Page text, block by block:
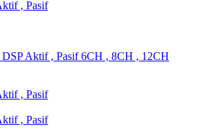
, Pasif
DSP Aktif , Pasif 6CH , 8CH , 12CH
, Pasif
, Pasif